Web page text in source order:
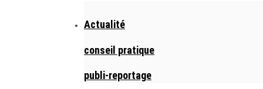
Actualité
conseil pratique
publi-reportage